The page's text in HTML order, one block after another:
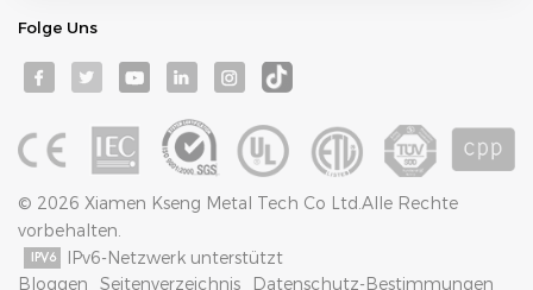
Folge Uns
© 2026 Xiamen Kseng Metal Tech Co Ltd.Alle Rechte
vorbehalten.
IPv6-Netzwerk unterstützt
Bloggen
Seitenverzeichnis Datenschutz-Bestimmungen